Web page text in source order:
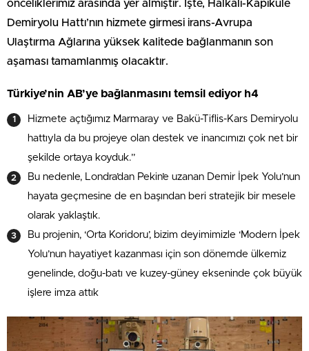
önceliklerimiz arasında yer almıştır. İşte, Halkalı-Kapıkule
Demiryolu Hattı’nın hizmete girmesi irans-Avrupa
Ulaştırma Ağlarına yüksek kalitede bağlanmanın son
aşaması tamamlanmış olacaktır.
Türkiye’nin AB’ye bağlanmasını temsil ediyor h4
Hizmete açtığımız Marmaray ve Bakü-Tiflis-Kars Demiryolu
hattıyla da bu projeye olan destek ve inancımızı çok net bir
şekilde ortaya koyduk.”
Bu nedenle, Londra’dan Pekin’e uzanan Demir İpek Yolu’nun
hayata geçmesine de en başından beri stratejik bir mesele
olarak yaklaştık.
Bu projenin, ‘Orta Koridoru’, bizim deyimimizle ‘Modern İpek
Yolu’nun hayatiyet kazanması için son dönemde ülkemiz
genelinde, doğu-batı ve kuzey-güney ekseninde çok büyük
işlere imza attık